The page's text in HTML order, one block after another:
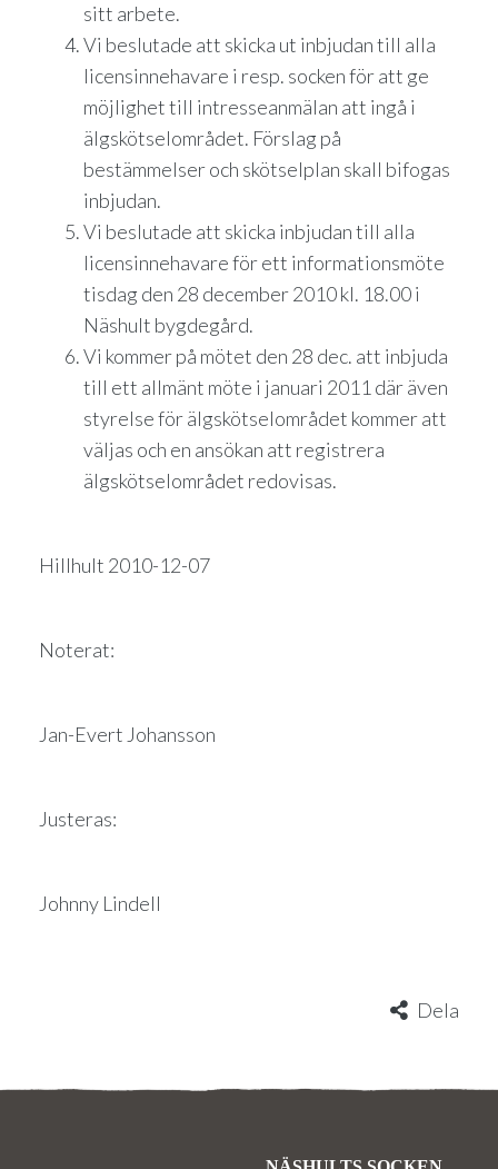
sitt arbete.
Vi beslutade att skicka ut inbjudan till alla
licensinnehavare i resp. socken för att ge
möjlighet till intresseanmälan att ingå i
älgskötselområdet. Förslag på
bestämmelser och skötselplan skall bifogas
inbjudan.
Vi beslutade att skicka inbjudan till alla
licensinnehavare för ett informationsmöte
tisdag den 28 december 2010 kl. 18.00 i
Näshult bygdegård.
Vi kommer på mötet den 28 dec. att inbjuda
till ett allmänt möte i januari 2011 där även
styrelse för älgskötselområdet kommer att
väljas och en ansökan att registrera
älgskötselområdet redovisas.
Hillhult 2010-12-07
Noterat:
Jan-Evert Johansson
Justeras:
Johnny Lindell
Dela